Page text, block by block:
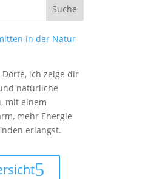
ich zeige dir
natürliche
mit einem
mehr Energie
erlangst.